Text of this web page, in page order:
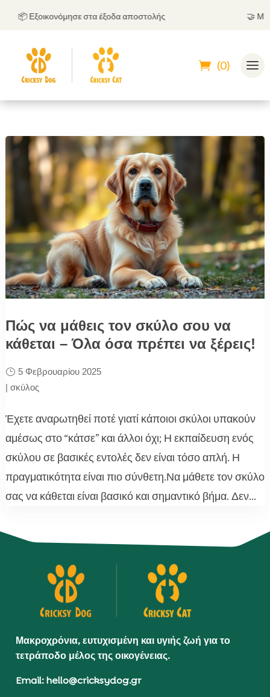
📦 Εξοικονόμησε στα έξοδα αποστολής
(0)
Πώς να μάθεις τον σκύλο σου να
κάθεται – Όλα όσα πρέπει να ξέρεις!
5 Φεβρουαρίου 2025
| σκύλος
Έχετε αναρωτηθεί ποτέ γιατί κάποιοι σκύλοι υπακούν
αμέσως στο “κάτσε” και άλλοι όχι; Η εκπαίδευση ενός
σκύλου σε βασικές εντολές δεν είναι τόσο απλή. Η
πραγματικότητα είναι πιο σύνθετη.Να μάθετε τον σκύλο
σας να κάθεται είναι βασικό και σημαντικό βήμα. Δεν...
Μακροχρόνια, ευτυχισμένη και υγιής ζωή για το
τετράποδο μέλος της οικογένειας.
Email: hello@cricksydog.gr